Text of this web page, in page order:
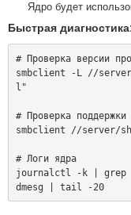
Ядро будет
Быстрая
# Проверка версии
smbclient -L //
l"
# Проверка
smbclient //server/
# Логи ядра
journalctl -k |
dmesg | tail -20